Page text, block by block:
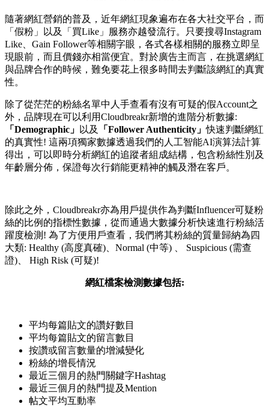
隨著網紅營銷的普及，近年網紅現象遍布在各大社交平台，而
「假粉」以及「買Like」服務亦越發流行。只要搜尋Instagram
Like、Gain Follower等相關字眼，各式各樣相關的服務立即呈
現眼前，而且價錢亦相當便宜。對於廣告主而言，在挑選網紅
與品牌合作的時候，難免要花上很多時間去判斷該網紅的真實
性。
除了從茫茫的粉絲名單中人手查看有沒有可疑的假Account之
外，品牌現在可以利用Cloudbreakr新增的進階分析數據:
「Demographic」 以及 「Follower Authenticity」快速判斷網紅
的真實性! 這兩項獨家數據透過我們的人工智能AI演算法計算
得出，可以即時分析網紅的追蹤者組成結構，包含粉絲性別及
年齡層分佈，保證每次行銷能更精神的觸及潛在客戶。
除此之外，Cloudbreakr亦為用戶提供作為判斷Influencer可疑粉
絲的比例的指標性數據，從而通過大數據分析快速進行粉絲活
躍度檢測! 為了方便用戶查看，我們將其粉絲的質量歸納為四
大類: Healthy (高度真確)、Normal (中等) 、 Suspicious (需查
證)、 High Risk (可疑)!
網紅檔案檢測數據包括:
平均每篇貼文的讚好數目
平均每篇貼文的留言數目
按讚或留言數量的增減變化
粉絲的增長情況
最近三個月的熱門關鍵字Hashtag
最近三個月的熱門提及Mention
帖文平均互動率